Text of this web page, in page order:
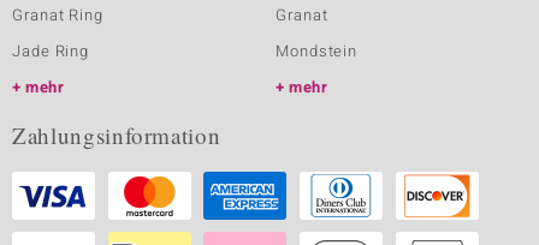
Granat Ring
Jade Ring
mehr
Granat
Mondstein
mehr
Zahlungsinformation